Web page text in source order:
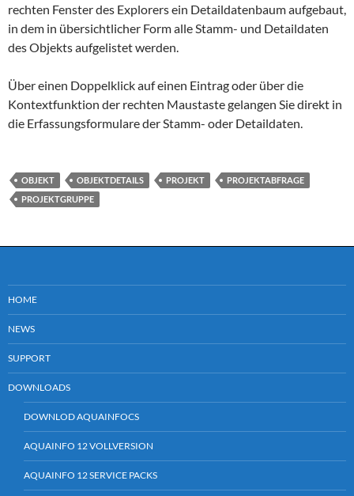
rechten Fenster des Explorers ein Detaildatenbaum aufgebaut,
in dem in übersichtlicher Form alle Stamm- und Detaildaten
des Objekts aufgelistet werden.
Über einen Doppelklick auf einen Eintrag oder über die
Kontextfunktion der rechten Maustaste gelangen Sie direkt in
die Erfassungsformulare der Stamm- oder Detaildaten.
OBJEKT OBJEKTDETAILS PROJEKT
PROJEKTABFRAGE
PROJEKTGRUPPE
HOME
NEWS
SUPPORT
DOWNLOADS
DOWNLOD AQUAINFOCS
AQUAINFO 12 VOLLVERSION
AQUAINFO 12 SERVICE PACKS